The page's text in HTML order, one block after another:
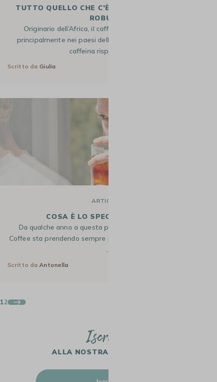
TUTTO QUELLO CHE C'È DA SAPERE SUL CAFFÈ
ROBUSTA
Originario dell’Africa, il caffè Robusta è oggi coltivato
principalmente nei paesi dell’Asia occidentale. Più ricco di
caffeina rispetto al suo…
Scritto da Giulia
ARTICOLO
COSA È LO SPECIALTY COFFEE ?
Da qualche anno a questa parte, il concetto di Specialty
Coffee sta prendendo sempre più spazio nel mondo del caffè.
…
Scritto daAntonella
12
Iscriviti
ALLA NOSTRA NEWSLETTER